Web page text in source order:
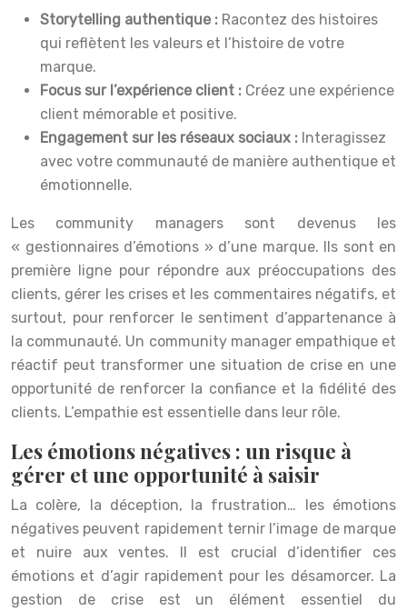
Storytelling authentique : Racontez des histoires
qui reflètent les valeurs et l’histoire de votre
marque.
Focus sur l’expérience client : Créez une expérience
client mémorable et positive.
Engagement sur les réseaux sociaux : Interagissez
avec votre communauté de manière authentique et
émotionnelle.
Les community managers sont devenus les
« gestionnaires d’émotions » d’une marque. Ils sont en
première ligne pour répondre aux préoccupations des
clients, gérer les crises et les commentaires négatifs, et
surtout, pour renforcer le sentiment d’appartenance à
la communauté. Un community manager empathique et
réactif peut transformer une situation de crise en une
opportunité de renforcer la confiance et la fidélité des
clients. L’empathie est essentielle dans leur rôle.
Les émotions négatives : un risque à
gérer et une opportunité à saisir
La colère, la déception, la frustration… les émotions
négatives peuvent rapidement ternir l’image de marque
et nuire aux ventes. Il est crucial d’identifier ces
émotions et d’agir rapidement pour les désamorcer. La
gestion de crise est un élément essentiel du